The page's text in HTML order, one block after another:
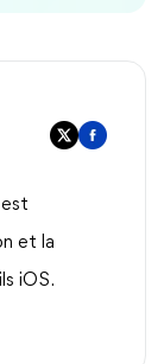
et la
iOS.